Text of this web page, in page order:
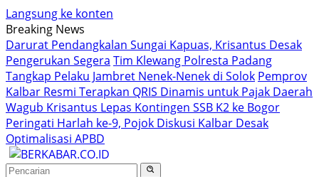
Langsung ke konten
Breaking News
Darurat Pendangkalan Sungai Kapuas, Krisantus Desak
Pengerukan Segera Tim Klewang Polresta Padang
Tangkap Pelaku Jambret Nenek-Nenek di Solok Pemprov
Kalbar Resmi Terapkan QRIS Dinamis untuk Pajak Daerah
Wagub Krisantus Lepas Kontingen SSB K2 ke Bogor
Peringati Harlah ke-9, Pojok Diskusi Kalbar Desak
Optimalisasi APBD